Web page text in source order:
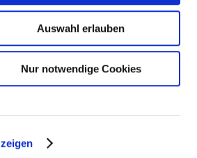
Auswahl erlauben
Nur notwendige Cookies